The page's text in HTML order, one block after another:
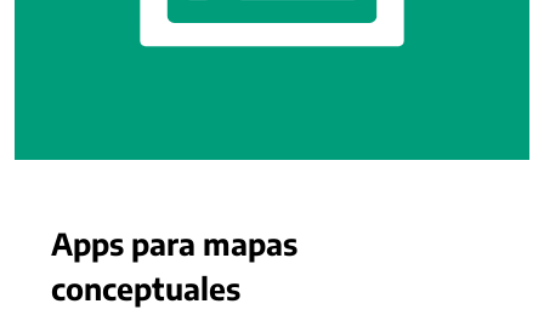
Apps para mapas
conceptuales